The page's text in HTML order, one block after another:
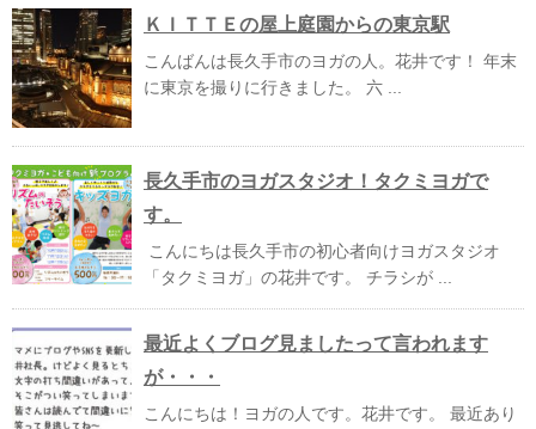
ＫＩＴＴＥの屋上庭園からの東京駅
こんばんは長久手市のヨガの人。花井です！ 年末
に東京を撮りに行きました。 六 ...
長久手市のヨガスタジオ！タクミヨガで
す。
こんにちは長久手市の初心者向けヨガスタジオ
「タクミヨガ」の花井です。 チラシが ...
最近よくブログ見ましたって言われます
が・・・
こんにちは！ヨガの人です。花井です。 最近あり